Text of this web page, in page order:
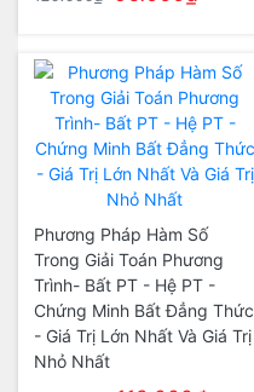
Phương Pháp Hàm Số
Trong Giải Toán Phương
Trình- Bất PT - Hệ PT -
Chứng Minh Bất Đẳng Thức
- Giá Trị Lớn Nhất Và Giá Trị
Nhỏ Nhất